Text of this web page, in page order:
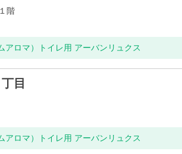
階
ロマ）トイレ用 アーバンリュクス
目
ロマ）トイレ用 アーバンリュクス